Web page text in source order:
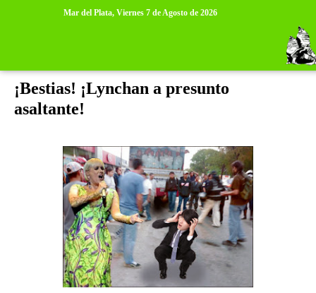
Mar del Plata, Viernes 7 de Agosto de 2026
¡Bestias! ¡Lynchan a presunto
asaltante!